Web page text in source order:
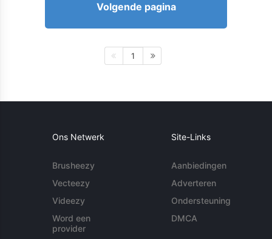
Volgende pagina
1
Ons Netwerk
Brusheezy
Vecteezy
Videezy
Word een
provider
Site-Links
Aanbiedingen
Adverteren
Ondersteuning
DMCA